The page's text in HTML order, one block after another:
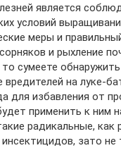
является
условий
меры и
и рыхление
сумеете
вредителей на луке-
для избавления от
применить к ним
радикальные, как
зато не